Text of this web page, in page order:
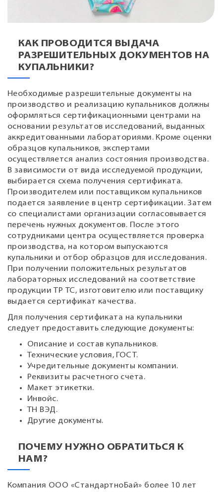
КАК ПРОВОДИТСЯ ВЫДАЧА
РАЗРЕШИТЕЛЬНЫХ ДОКУМЕНТОВ НА
КУПАЛЬНИКИ?
Необходимые разрешительные документы на
производство и реализацию купальников должны
оформляться сертификационными центрами на
основании результатов исследований, выданных
аккредитованными лабораториями. Кроме оценки
образцов купальников, экспертами
осуществляется анализ состояния производства.
В зависимости от вида исследуемой продукции,
выбирается схема получения сертификата.
Производителем или поставщиком купальников
подается заявление в центр сертификации. Затем
со специалистами организации согласовывается
перечень нужных документов. После этого
сотрудниками центра осуществляется проверка
производства, на котором выпускаются
купальники и отбор образцов для исследования.
При получении положительных результатов
лабораторных исследований на соответствие
продукции ТР ТС, изготовителю или поставщику
выдается сертификат качества.
Для получения сертификата на купальники
следует предоставить следующие документы:
Описание и состав купальников.
Технические условия, ГОСТ.
Учредительные документы компании.
Реквизиты расчетного счета.
Макет этикетки.
Инвойс.
ТН ВЭД.
Другие документы.
ПОЧЕМУ НУЖНО ОБРАТИТЬСЯ К
НАМ?
Компания ООО «СтандартноБай» более 10 лет